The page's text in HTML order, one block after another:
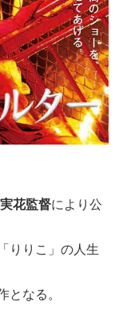
花監督により公
りりこ」の人生
なる。